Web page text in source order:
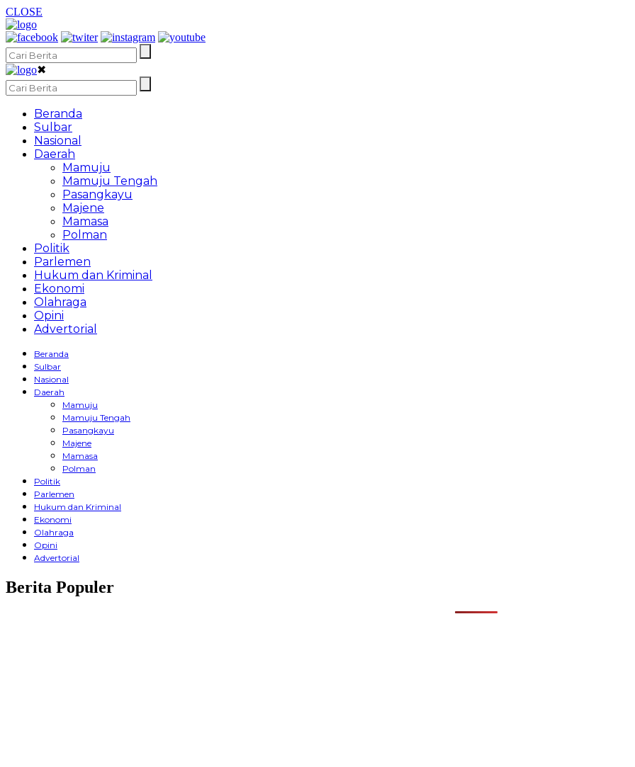
CLOSE
✖
Beranda
Sulbar
Nasional
Daerah
Mamuju
Mamuju Tengah
Pasangkayu
Majene
Mamasa
Polman
Politik
Parlemen
Hukum dan Kriminal
Ekonomi
Olahraga
Opini
Advertorial
Beranda
Sulbar
Nasional
Daerah
Mamuju
Mamuju Tengah
Pasangkayu
Majene
Mamasa
Polman
Politik
Parlemen
Hukum dan Kriminal
Ekonomi
Olahraga
Opini
Advertorial
Berita Populer